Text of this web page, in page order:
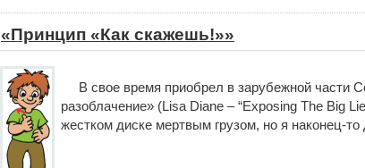
«Принцип «Как скажешь!»»
В свое время приобрел в зарубежной части
разоблачение» (Lisa Diane – “Exposing The Big
жестком диске мертвым грузом, но я наконец-